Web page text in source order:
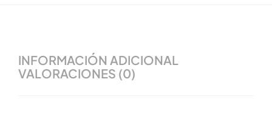
INFORMACIÓN ADICIONAL
VALORACIONES (0)